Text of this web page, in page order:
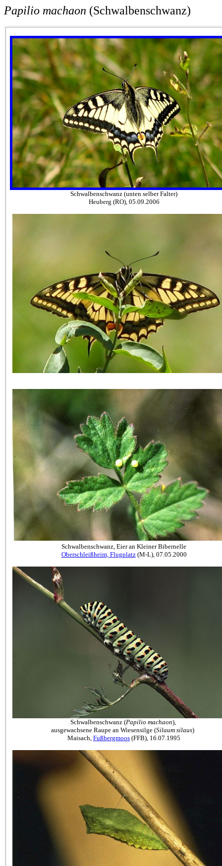
Papilio machaon (Schwalbenschwanz)
Schwalbenschwanz (unten selber Falter)
Heuberg (RO), 05.09.2006
Schwalbenschwanz, Eier an Kleiner Bibernelle
Oberschleißheim, Flugplatz(M-L), 07.05.2000
Schwalbenschwanz (Papilio machaon),
ausgewachsene Raupe an Wiesensilge (Silaum silaus)
Maisach, Fußbergmoos (FFB), 16.07.1995